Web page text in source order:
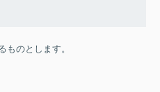
ものとします。